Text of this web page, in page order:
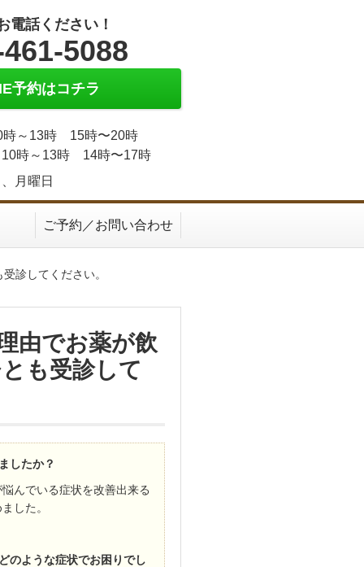
電話ください！
5088
予約はコチラ
時～13時 15時〜20時
10時～13時 14時〜17時
月曜日
ご予約／お問い合わせ
診してください。
由でお薬が飲
も受診して
したか？
んでいる症状を改善出来る
した。
のような症状でお困りでし